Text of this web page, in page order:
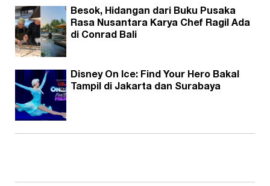
Besok, Hidangan dari Buku Pusaka
Rasa Nusantara Karya Chef Ragil Ada
di Conrad Bali
Disney On Ice: Find Your Hero Bakal
Tampil di Jakarta dan Surabaya